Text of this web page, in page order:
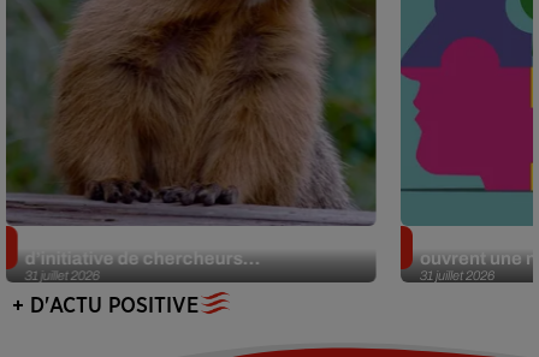
31 juillet 2026
d’initiative de chercheurs...
31 juillet 2026
ouvrent une
+ D'ACTU POSITIVE